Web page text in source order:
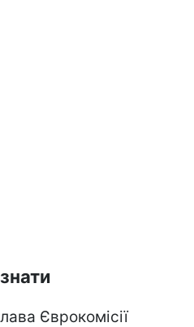
Єврокомісії